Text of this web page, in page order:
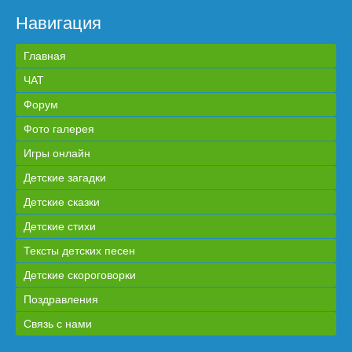
Навигация
Главная
ЧАТ
Форум
Фото галерея
Игры онлайн
Детские загадки
Детские сказки
Детские стихи
Тексты детских песен
Детские скороговорки
Поздравления
Связь с нами